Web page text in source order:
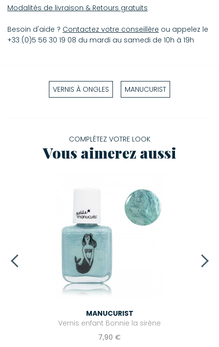
Étape 4 - Le top
Appliquez le Top Coat Green Flash en bordant bien l'ongle
et catalysez sous l'une des trois lampes LED Manucurist
pendant 3 minutes.
Modalités de livraison & Retours gratuits
Besoin d'aide ? Contactez votre conseillère ou appelez le
+33 (0)5 56 30 19 08 du mardi au samedi de 10h à 19h
VERNIS À ONGLES MANUCURIST
COMPLÉTEZ VOTRE LOOK
Vous aimerez aussi
MANUCURIST
Vernis enfant Bonnie la sirène
7,90 €